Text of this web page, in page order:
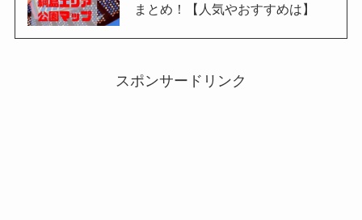
まとめ！【人気やおすすめは】
スポンサードリンク